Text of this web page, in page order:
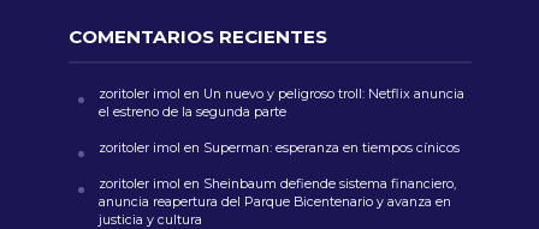
COMENTARIOS RECIENTES
zoritoler imol en Un nuevo y peligroso troll: Netflix anuncia
el estreno de la segunda parte
zoritoler imol en Superman: esperanza en tiempos cínicos
zoritoler imol en Sheinbaum defiende sistema financiero,
anuncia reapertura del Parque Bicentenario y avanza en
justicia y cultura